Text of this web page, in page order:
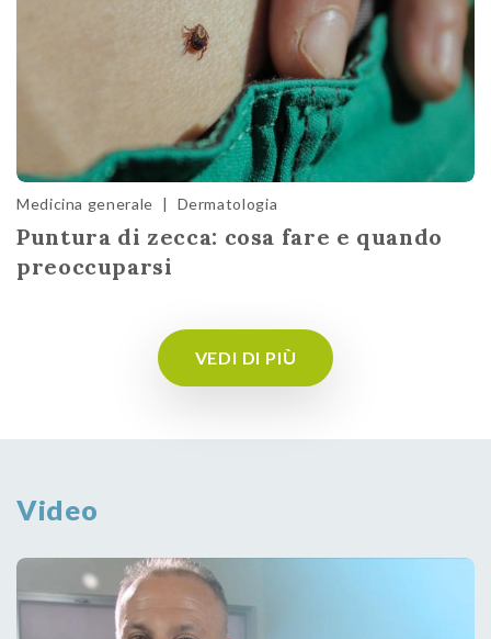
Medicina generale | Dermatologia
Puntura di zecca: cosa fare e quando
preoccuparsi
VEDI DI PIÙ
Video